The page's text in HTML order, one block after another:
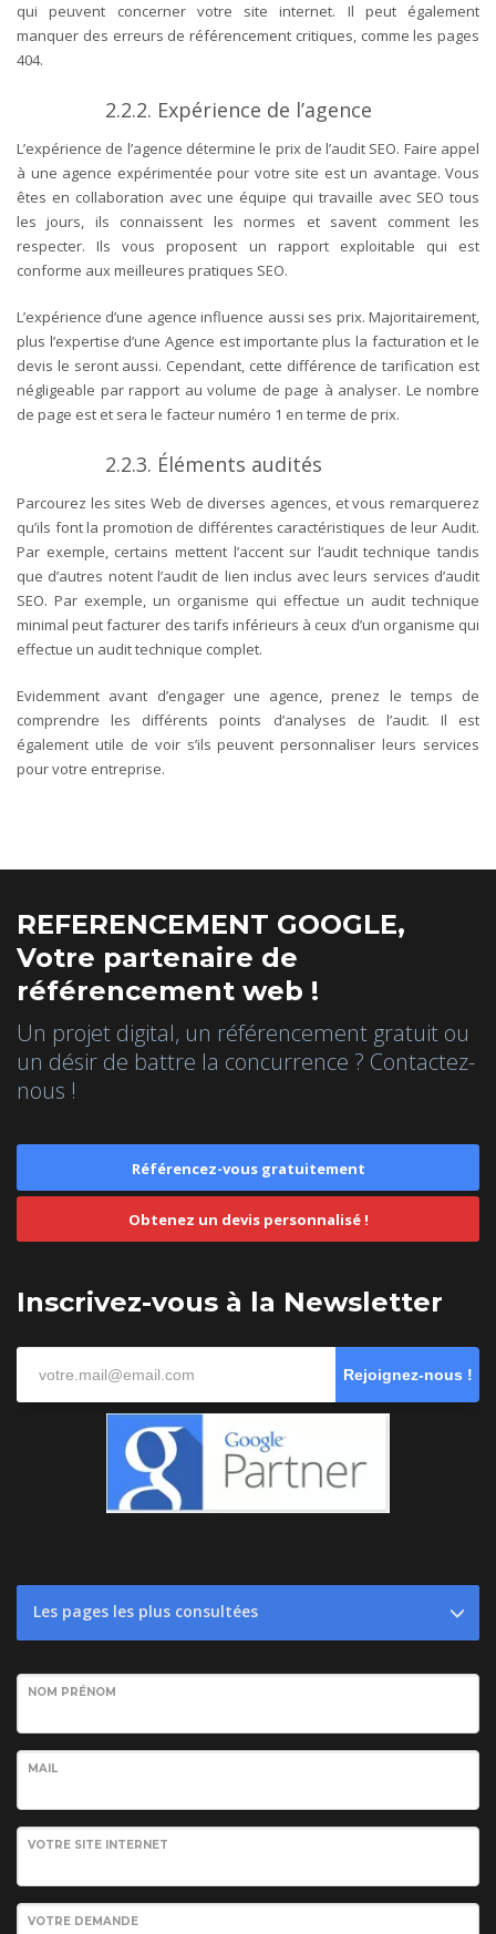
qui peuvent concerner votre site internet. Il peut également
manquer des erreurs de référencement critiques, comme les pages
404.
2.2.2. Expérience de l’agence
L’expérience de l’agence détermine le prix de l’audit SEO. Faire appel
à une agence expérimentée pour votre site est un avantage. Vous
êtes en collaboration avec une équipe qui travaille avec SEO tous
les jours, ils connaissent les normes et savent comment les
respecter. Ils vous proposent un rapport exploitable qui est
conforme aux meilleures pratiques SEO.
L’expérience d’une agence influence aussi ses prix. Majoritairement,
plus l’expertise d’une Agence est importante plus la facturation et le
devis le seront aussi. Cependant, cette différence de tarification est
négligeable par rapport au volume de page à analyser. Le nombre
de page est et sera le facteur numéro 1 en terme de prix.
2.2.3. Éléments audités
Parcourez les sites Web de diverses agences, et vous remarquerez
qu’ils font la promotion de différentes caractéristiques de leur Audit.
Par exemple, certains mettent l’accent sur l’audit technique tandis
que d’autres notent l’audit de lien inclus avec leurs services d’audit
SEO. Par exemple, un organisme qui effectue un audit technique
minimal peut facturer des tarifs inférieurs à ceux d’un organisme qui
effectue un audit technique complet.
Evidemment avant d’engager une agence, prenez le temps de
comprendre les différents points d’analyses de l’audit. Il est
également utile de voir s’ils peuvent personnaliser leurs services
pour votre entreprise.
REFERENCEMENT GOOGLE,
Votre partenaire de
référencement web !
Un projet digital, un référencement gratuit ou
un désir de battre la concurrence ? Contactez-
nous !
Référencez-vous gratuitement
Obtenez un devis personnalisé !
Inscrivez-vous à la Newsletter
Rejoignez-nous !
Les pages les plus consultées
NOM PRÉNOM
MAIL
VOTRE SITE INTERNET
VOTRE DEMANDE